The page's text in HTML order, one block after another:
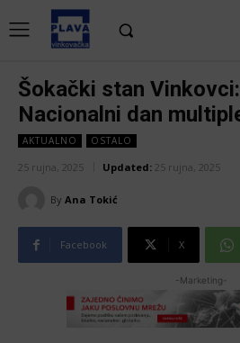
Šokački stan
Nacionalni dan
AKTUALNO OSTALO
25 rujna, 2025 Updated: 25 rujna, 2025
By Ana Tokić
Facebook X
-Marketing-